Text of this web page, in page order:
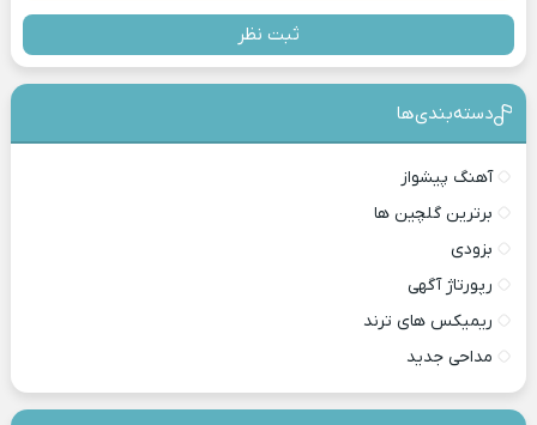
ثبت نظر
دسته‌بندی‎‌‌ها
آهنگ پیشواز
برترین گلچین ها
بزودی
رپورتاژ آگهی
ریمیکس های ترند
مداحی جدید